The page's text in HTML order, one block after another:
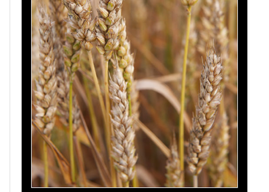
Paysages
Montagne
Mer
Lacs
rivières
Villes